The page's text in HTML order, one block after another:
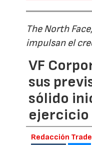
The North
impulsan el
VF
sus
sólido
ejercicio
Redacción